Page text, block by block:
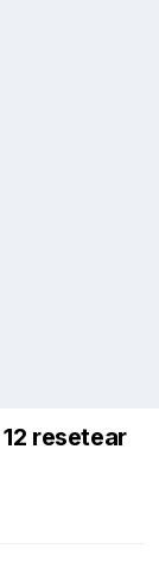
resetear